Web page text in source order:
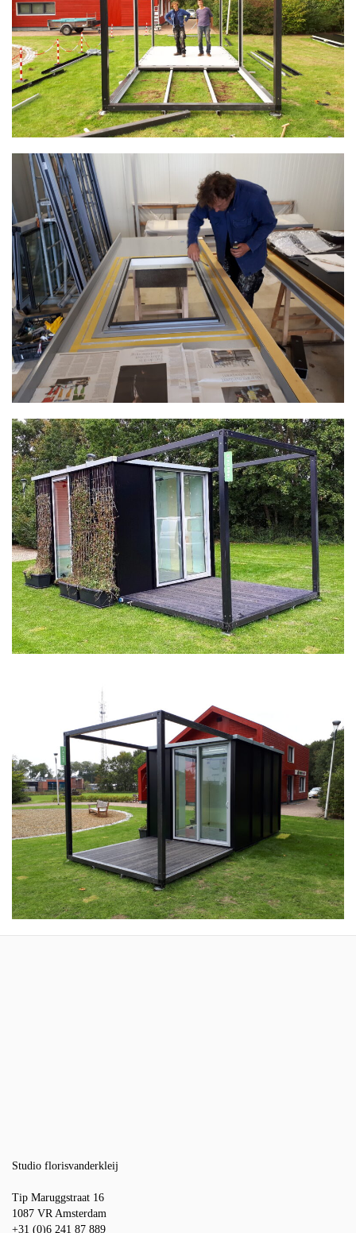
Studio florisvanderkleij
Tip Maruggstraat 16
1087 VR Amsterdam
+31 (0)6 241 87 889